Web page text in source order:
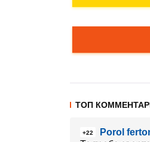
ТОП
+22
Porol